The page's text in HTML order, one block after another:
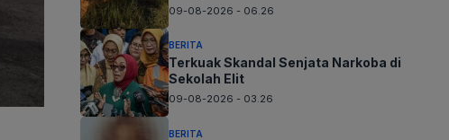
09-08-2026 - 06.26
BERITA
Terkuak Skandal Senjata Narkoba di
Sekolah Elit
09-08-2026 - 03.26
BERITA